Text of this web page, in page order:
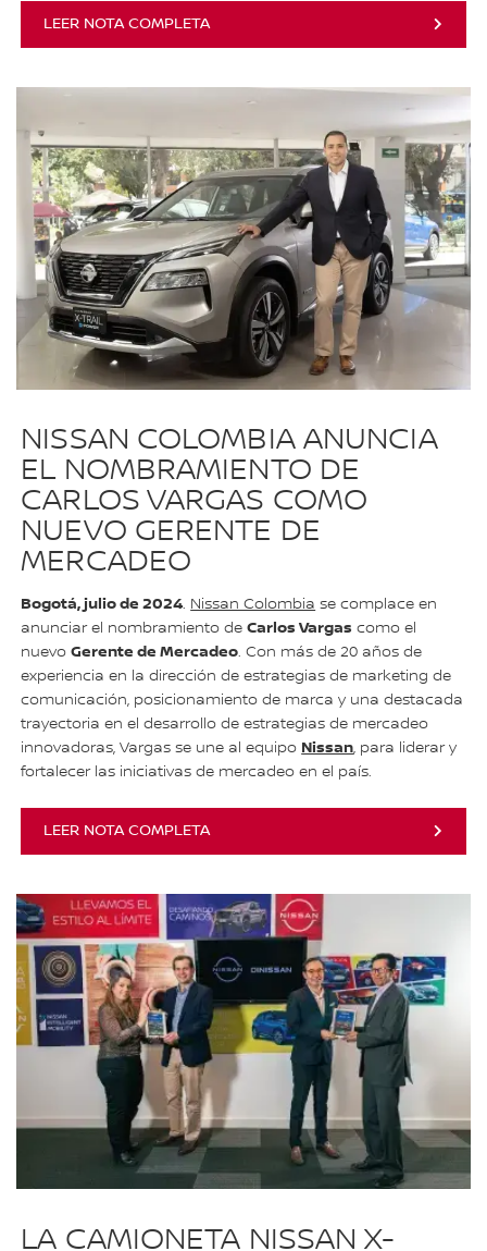
LEER NOTA COMPLETA
NISSAN COLOMBIA ANUNCIA
EL NOMBRAMIENTO DE
CARLOS VARGAS COMO
NUEVO GERENTE DE
MERCADEO
Bogotá, julio de 2024. Nissan Colombia se complace en
anunciar el nombramiento deCarlos Vargas como el
nuevoGerente de Mercadeo. Con más de 20 años de
experiencia en la dirección de estrategias de marketing de
comunicación, posicionamiento de marca y una destacada
trayectoria en el desarrollo de estrategias de mercadeo
innovadoras, Vargas se une al equipo Nissan, para liderar y
fortalecer las iniciativas de mercadeo en el país.
LEER NOTA COMPLETA
LA CAMIONETA NISSAN X-